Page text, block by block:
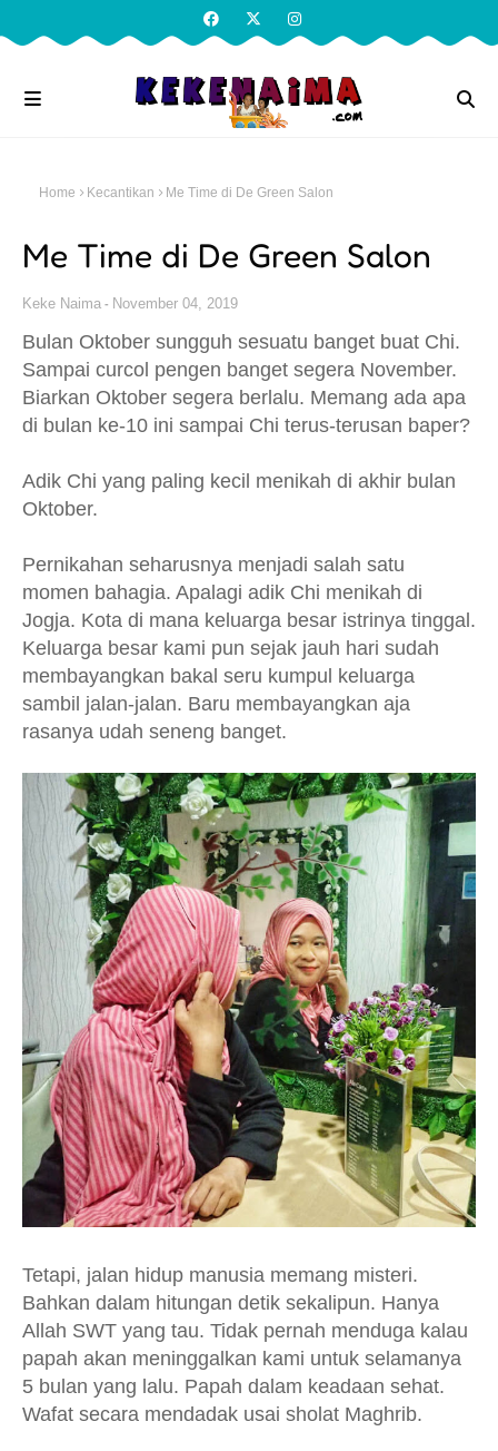
Home Kecantikan Me Time di De Green Salon
Me Time di De Green Salon
Keke Naima November 04, 2019
Bulan Oktober sungguh sesuatu banget buat Chi.
Sampai curcol pengen banget segera November.
Biarkan Oktober segera berlalu. Memang ada apa
di bulan ke-10 ini sampai Chi terus-terusan baper?
Adik Chi yang paling kecil menikah di akhir bulan
Oktober.
Pernikahan seharusnya menjadi salah satu
momen bahagia. Apalagi adik Chi menikah di
Jogja. Kota di mana keluarga besar istrinya tinggal.
Keluarga besar kami pun sejak jauh hari sudah
membayangkan bakal seru kumpul keluarga
sambil jalan-jalan. Baru membayangkan aja
rasanya udah seneng banget.
Tetapi, jalan hidup manusia memang misteri.
Bahkan dalam hitungan detik sekalipun. Hanya
Allah SWT yang tau. Tidak pernah menduga kalau
papah akan meninggalkan kami untuk selamanya
5 bulan yang lalu. Papah dalam keadaan sehat.
Wafat secara mendadak usai sholat Maghrib.